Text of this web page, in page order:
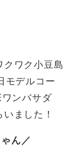
ワク小豆島
モデルコー
ンバサダ
ました！
ん／